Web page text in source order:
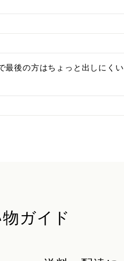
最後の方はちょっと出しにく
ガイド